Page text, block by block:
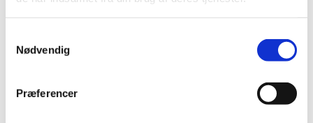
Nødvendig
Præferencer
2012 (44)
2010 (7)
december (1)